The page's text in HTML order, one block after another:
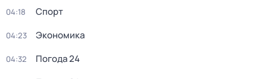
04:18 Спорт
04:23 Экономика
04:32 Погода 24